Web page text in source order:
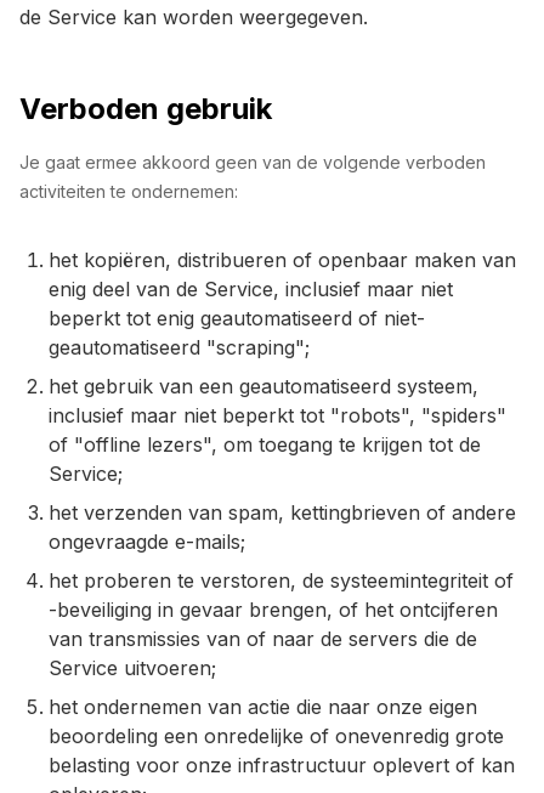
de Service kan worden weergegeven.
Verboden gebruik
Je gaat ermee akkoord geen van de volgende verboden
activiteiten te ondernemen:
het kopiëren, distribueren of openbaar maken van
enig deel van de Service, inclusief maar niet
beperkt tot enig geautomatiseerd of niet-
geautomatiseerd "scraping";
het gebruik van een geautomatiseerd systeem,
inclusief maar niet beperkt tot "robots", "spiders"
of "offline lezers", om toegang te krijgen tot de
Service;
het verzenden van spam, kettingbrieven of andere
ongevraagde e-mails;
het proberen te verstoren, de systeemintegriteit of
-beveiliging in gevaar brengen, of het ontcijferen
van transmissies van of naar de servers die de
Service uitvoeren;
het ondernemen van actie die naar onze eigen
beoordeling een onredelijke of onevenredig grote
belasting voor onze infrastructuur oplevert of kan